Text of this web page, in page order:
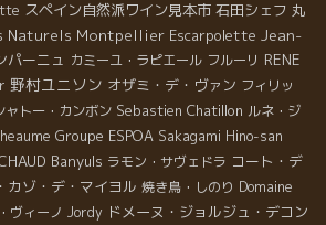
スペイン自然派ワイン見本市 石田シェフ 丸
Naturels Montpellier Escarpolette Jean-
パーニュ カミーユ・ラピエール フルーリ RENE
野村ユニソン オザミ・デ・ヴァン フィリッ
ャトー・カンボン Sebastien Chatillon ルネ・ジ
Groupe ESPOA Sakagami Hino-san
Banyuls ラモン・サヴェドラ コート・デ
カゾ・デ・マイヨル 焼き鳥・しのり Domaine
ヴィーノ Jordy ドメーヌ・ジョルジュ・デコン